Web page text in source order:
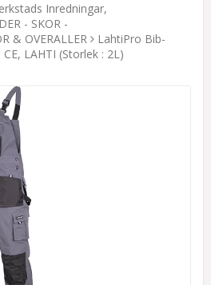
Inredningar,
- SKOR -
& OVERALLER
LahtiPro Bib-
LAHTI (Storlek : 2L)